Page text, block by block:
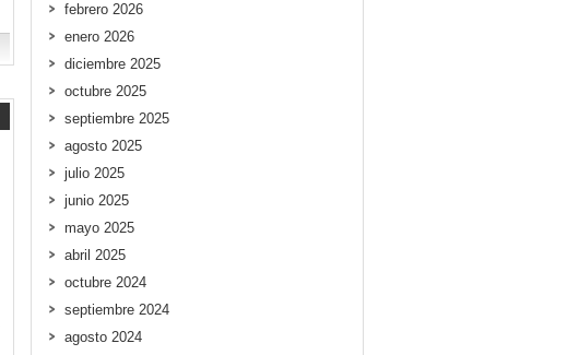
febrero 2026
enero 2026
diciembre 2025
octubre 2025
septiembre 2025
agosto 2025
julio 2025
junio 2025
mayo 2025
abril 2025
octubre 2024
septiembre 2024
agosto 2024